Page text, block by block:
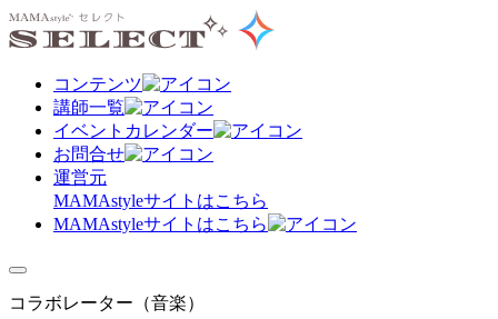
コンテンツ
講師一覧
イベントカレンダー
お問合せ
運営元
MAMAstyleサイトはこちら
MAMAstyleサイトはこちら
コラボレーター（音楽）